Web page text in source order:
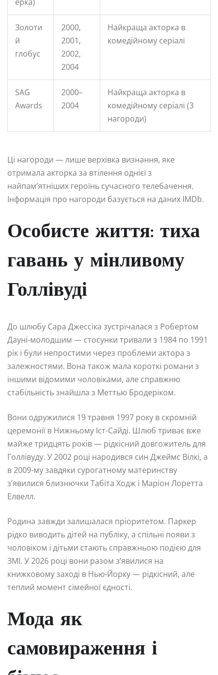
Золоти
й
глобус
2000,
2001,
2002,
2004
Найкраща акторка в
комедійному серіалі
SAG
Awards
2000–
2004
Найкраща акторка в
комедійному серіалі (3
нагороди)
Ці нагороди — лише верхівка визнання, яке
отримала акторка за втілення однієї з
найпам’ятніших героїнь сучасного телебачення.
Інформація про нагороди базується на даних IMDb.
Особисте життя: тиха
гавань у мінливому
Голлівуді
До шлюбу Сара Джессіка зустрічалася з Робертом
Дауні-молодшим — стосунки тривали з 1984 по 1991
рік і були непростими через проблеми актора з
залежностями. Вона також мала короткі романи з
іншими відомими чоловіками, але справжню
стабільність знайшла з Меттью Бродеріком.
Вони одружилися 19 травня 1997 року в скромній
церемонії в Нижньому Іст-Сайді. Шлюб триває вже
майже тридцять років — рідкісний довгожитель для
Голлівуду. У 2002 році народився син Джеймс Вілкі, а
в 2009-му завдяки сурогатному материнству
з’явилися близнючки Табіта Ходж і Маріон Лоретта
Елвелл.
Родина завжди залишалася пріоритетом. Паркер
рідко виводить дітей на публіку, а спільні появи з
чоловіком і дітьми стають справжньою подією для
ЗМІ. У 2026 році вони разом з’явилися на
книжковому заході в Нью-Йорку — рідкісний, але
теплий момент сімейної єдності.
Мода як
самовираження і